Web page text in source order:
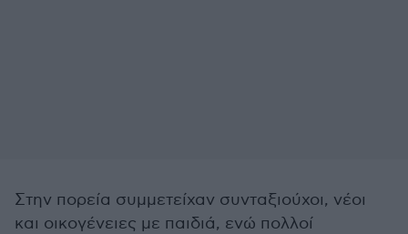
Στην πορεία συμμετείχαν συνταξιούχοι, νέοι
και οικογένειες με παιδιά, ενώ πολλοί